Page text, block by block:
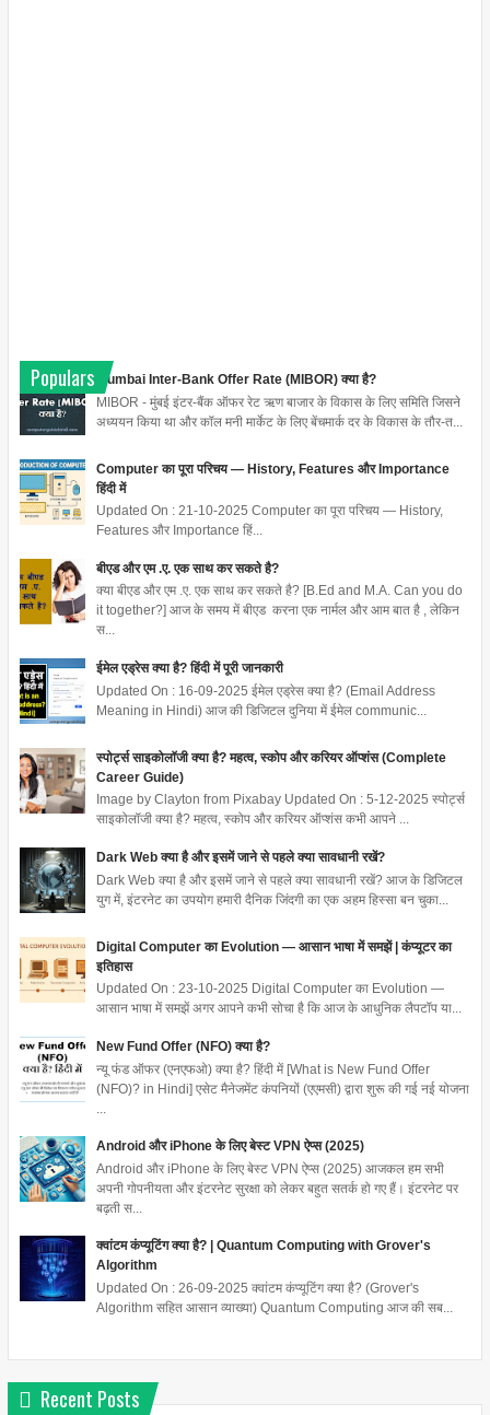
Populars
Mumbai Inter-Bank Offer Rate (MIBOR) क्या है?
MIBOR - मुंबई इंटर-बैंक ऑफर रेट ऋण बाजार के विकास के लिए समिति जिसने
अध्ययन किया था और कॉल मनी मार्केट के लिए बेंचमार्क दर के विकास के तौर-त...
Computer का पूरा परिचय — History, Features और Importance
हिंदी में
Updated On : 21-10-2025 Computer का पूरा परिचय — History,
Features और Importance हिं...
बीएड और एम .ए. एक साथ कर सकते है?
क्या बीएड और एम .ए. एक साथ कर सकते है? [B.Ed and M.A. Can you do
it together?] आज के समय में बीएड करना एक नार्मल और आम बात है , लेकिन
स...
ईमेल एड्रेस क्या है? हिंदी में पूरी जानकारी
Updated On : 16-09-2025 ईमेल एड्रेस क्या है? (Email Address
Meaning in Hindi) आज की डिजिटल दुनिया में ईमेल communic...
स्पोर्ट्स साइकोलॉजी क्या है? महत्व, स्कोप और करियर ऑप्शंस (Complete
Career Guide)
Image by Clayton from Pixabay Updated On : 5-12-2025 स्पोर्ट्स
साइकोलॉजी क्या है? महत्व, स्कोप और करियर ऑप्शंस कभी आपने ...
Dark Web क्या है और इसमें जाने से पहले क्या सावधानी रखें?
Dark Web क्या है और इसमें जाने से पहले क्या सावधानी रखें? आज के डिजिटल
युग में, इंटरनेट का उपयोग हमारी दैनिक जिंदगी का एक अहम हिस्सा बन चुका...
Digital Computer का Evolution — आसान भाषा में समझें | कंप्यूटर का
इतिहास
Updated On : 23-10-2025 Digital Computer का Evolution —
आसान भाषा में समझें अगर आपने कभी सोचा है कि आज के आधुनिक लैपटॉप या...
New Fund Offer (NFO) क्या है?
न्यू फंड ऑफर (एनएफओ) क्या है? हिंदी में [What is New Fund Offer
(NFO)? in Hindi] एसेट मैनेजमेंट कंपनियों (एएमसी) द्वारा शुरू की गई नई योजना
Android और iPhone के लिए बेस्ट VPN ऐप्स (2025)
Android और iPhone के लिए बेस्ट VPN ऐप्स (2025) आजकल हम सभी
अपनी गोपनीयता और इंटरनेट सुरक्षा को लेकर बहुत सतर्क हो गए हैं। इंटरनेट पर
बढ़ती स...
क्वांटम कंप्यूटिंग क्या है? | Quantum Computing with Grover's
Algorithm
Updated On : 26-09-2025 क्वांटम कंप्यूटिंग क्या है? (Grover's
Algorithm सहित आसान व्याख्या) Quantum Computing आज की सब...
Recent Posts